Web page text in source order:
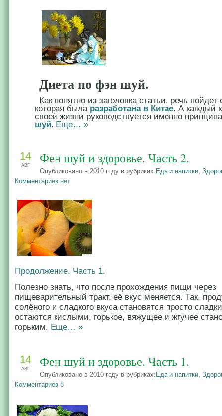
Диета по фэн шуй.
Как понятно из заголовка статьи, речь пойдет
которая была разработана в Китае. А каждый
своей жизни руководствуется именно
шуй. Еще… »
Фен шуй и здоровье. Часть 2.
Опубликовано в 2010 году в рубриках:Еда и напитки
Комментариев нет
14
АВГ
Продолжение. Часть 1.
Полезно знать, что после прохождения пищи через
пищеварительный тракт, её вкус меняется. Так,
солёного и сладкого вкуса становятся просто
остаются кислыми, горькое, вяжущее и жгучее
горьким. Еще… »
Фен шуй и здоровье. Часть 1.
Опубликовано в 2010 году в рубриках:Еда и напитки
Комментариев 8
14
АВГ